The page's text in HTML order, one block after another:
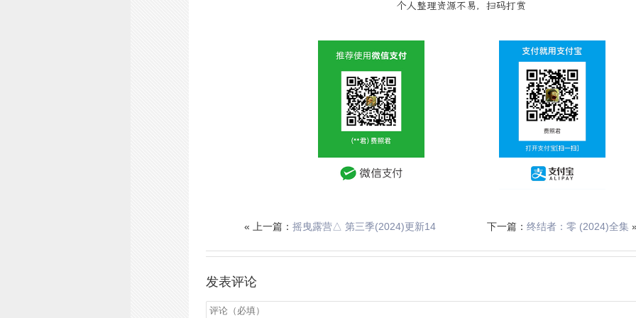
个人整理资源不易，扫码打赏
« 上一篇： 摇曳露营△ 第三季(2024)更新14 下一篇： 终结者：零 (2024)全集
发表评论